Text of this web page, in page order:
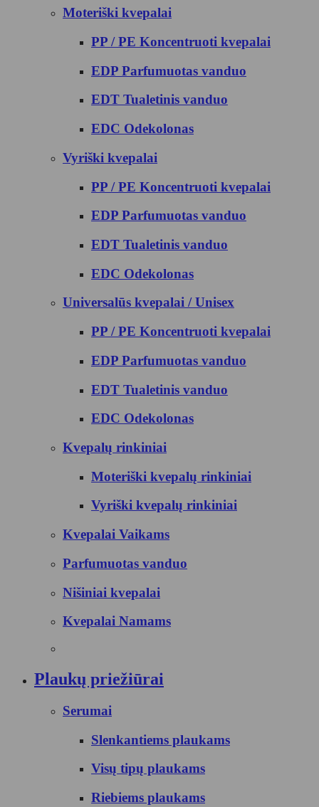
Moteriški kvepalai
PP / PE Koncentruoti kvepalai
EDP Parfumuotas vanduo
EDT Tualetinis vanduo
EDC Odekolonas
Vyriški kvepalai
PP / PE Koncentruoti kvepalai
EDP Parfumuotas vanduo
EDT Tualetinis vanduo
EDC Odekolonas
Universalūs kvepalai / Unisex
PP / PE Koncentruoti kvepalai
EDP Parfumuotas vanduo
EDT Tualetinis vanduo
EDC Odekolonas
Kvepalų rinkiniai
Moteriški kvepalų rinkiniai
Vyriški kvepalų rinkiniai
Kvepalai Vaikams
Parfumuotas vanduo
Nišiniai kvepalai
Kvepalai Namams
Plaukų priežiūrai
Serumai
Slenkantiems plaukams
Visų tipų plaukams
Riebiems plaukams